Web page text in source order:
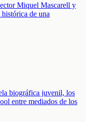
Miquel Mascarell y
de una
biográfica juvenil, los
entre mediados de los